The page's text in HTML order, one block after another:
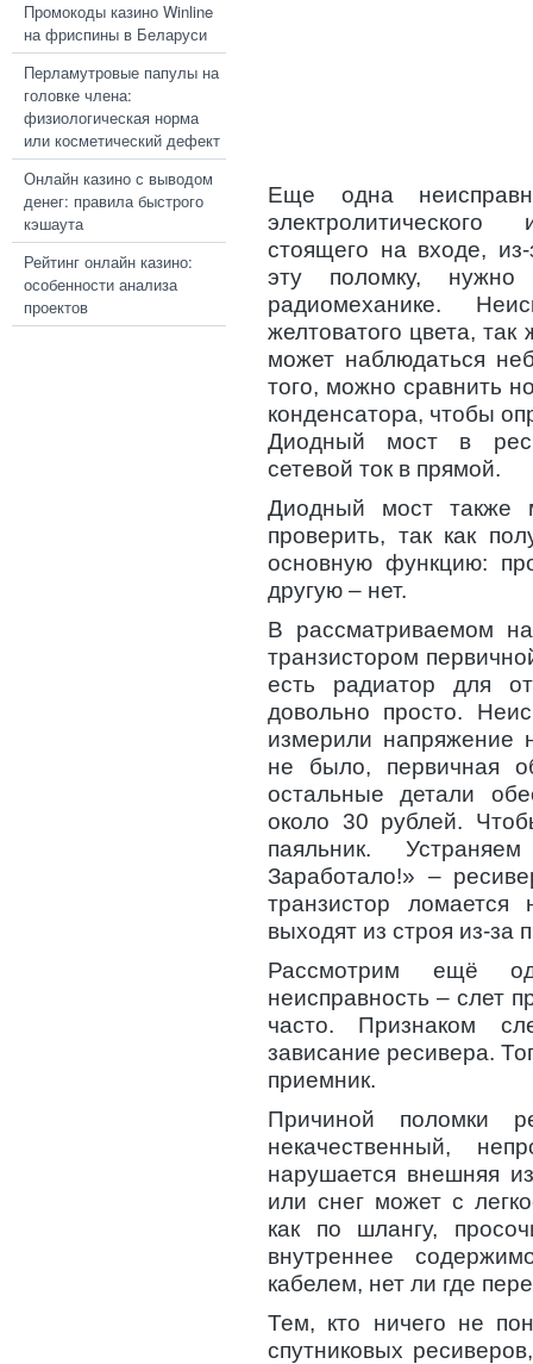
Промокоды казино Winline
на фриспины в Беларуси
Перламутровые папулы на
головке члена:
физиологическая норма
или косметический дефект
Онлайн казино с выводом
денег: правила быстрого
кэшаута
Рейтинг онлайн казино:
особенности анализа
проектов
Еще одна
стоящего на входе,
эту поломку,
радиомеханике.
желтоватого цвета,
может наблюдаться
того, можно сравнить
конденсатора, чтобы
Диодный мост в
сетевой ток в прямой.
Диодный мост также
проверить, так как
основную функцию:
другую – нет.
В рассматриваемом
транзистором
есть радиатор для
довольно просто.
измерили напряжение
не было, первичная
остальные детали
около 30 рублей.
паяльник.
Заработало!» –
транзистор
выходят из строя из-за
Рассмотрим ещё
неисправность – слет
часто. Признаком
зависание ресивера.
приемник.
Причиной поломки
некачественный,
нарушается внешняя
или снег может с
как по шлангу,
внутреннее
кабелем, нет ли где
Тем, кто ничего не
спутниковых